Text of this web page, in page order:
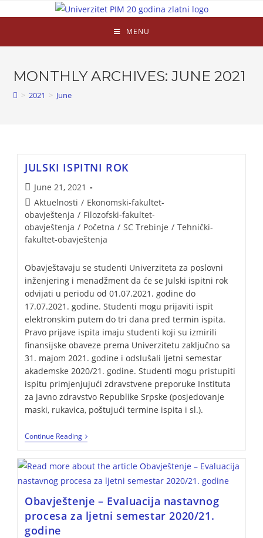
MENU
MONTHLY ARCHIVES: JUNE 2021
> 2021 > June
JULSKI ISPITNI ROK
June 21, 2021
Aktuelnosti / Ekonomski-fakultet-
obavještenja / Filozofski-fakultet-
obavještenja / Početna / SC Trebinje / Tehnički-
fakultet-obavještenja
Obavještavaju se studenti Univerziteta za poslovni
inženjering i menadžment da će se Julski ispitni rok
odvijati u periodu od 01.07.2021. godine do
17.07.2021. godine. Studenti mogu prijaviti ispit
elektronskim putem do tri dana pred termin ispita.
Pravo prijave ispita imaju studenti koji su izmirili
finansijske obaveze prema Univerzitetu zaključno sa
31. majom 2021. godine i odslušali ljetni semestar
akademske 2020/21. godine. Studenti mogu pristupiti
ispitu primjenjujući zdravstvene preporuke Instituta
za javno zdravstvo Republike Srpske (posjedovanje
maski, rukavica, poštujući termine ispita i sl.).
Continue Reading
Obavještenje – Evaluacija nastavnog
procesa za ljetni semestar 2020/21.
godine